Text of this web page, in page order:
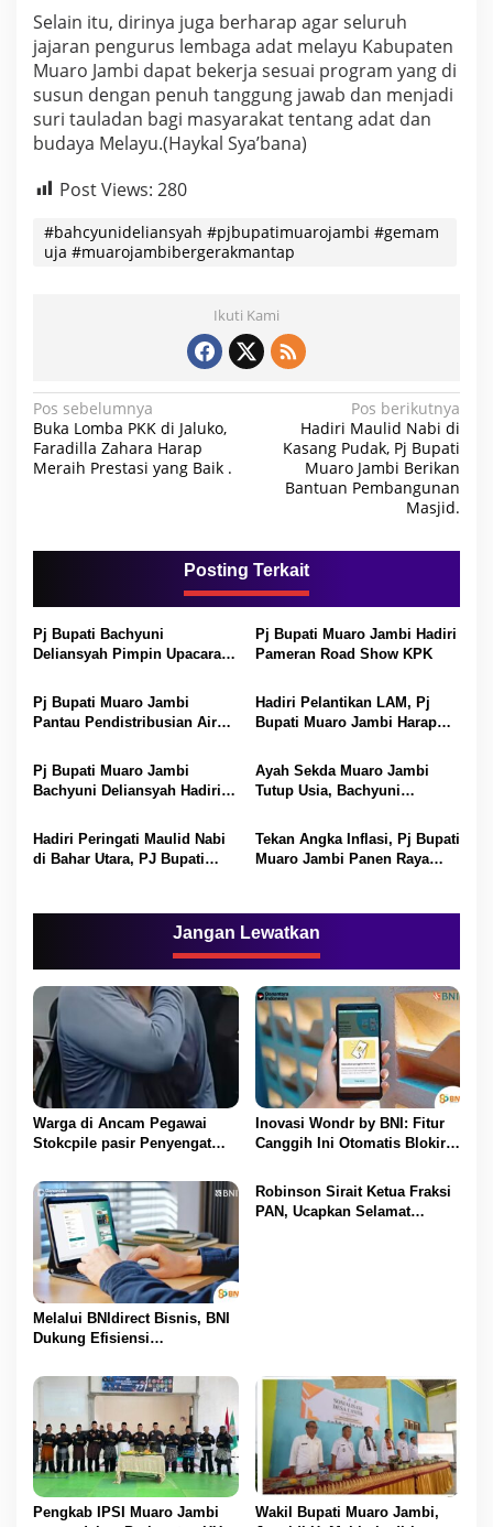
e
r
i
n
t
a
h
.
Selain itu, dirinya juga berharap agar seluruh
jajaran pengurus lembaga adat melayu Kabupaten
Muaro Jambi dapat bekerja sesuai program yang di
susun dengan penuh tanggung jawab dan menjadi
suri tauladan bagi masyarakat tentang adat dan
budaya Melayu.(Haykal Sya’bana)
Post Views: 280
#bahcyunideliansyah #pjbupatimuarojambi #gemam
uja #muarojambibergerakmantap
Ikuti Kami
N
a
v
s
i
p
o
s
Pos sebelumnya
Buka Lomba PKK di Jaluko,
Faradilla Zahara Harap
Meraih Prestasi yang Baik .
Pos berikutnya
Hadiri Maulid Nabi di
Kasang Pudak, Pj Bupati
Muaro Jambi Berikan
Bantuan Pembangunan
Masjid.
Posting Terkait
Pj Bupati Bachyuni
Deliansyah Pimpin Upacara
Muaro Jambi Ke-24
Pj Bupati Muaro Jambi Hadiri
Pameran Road Show KPK
Pj Bupati Muaro Jambi
Pantau Pendistribusian Air
Hadiri Pelantikan LAM, Pj
Bupati Muaro Jambi Harap
Pj Bupati Muaro Jambi
Bachyuni Deliansyah Hadiri
Pahlawan.
Ayah Sekda Muaro Jambi
Tutup Usia, Bachyuni
Mendalam.
Hadiri Peringati Maulid Nabi
di Bahar Utara, PJ Bupati
Tekan Angka Inflasi, Pj Bupati
Muaro Jambi Panen Raya
Jangan Lewatkan
Warga di Ancam Pegawai
Stokcpile pasir Penyengat
Inovasi Wondr by BNI: Fitur
Canggih Ini Otomatis Blokir
Masuk
Melalui BNIdirect Bisnis, BNI
Dukung Efisiensi
UMKM
Robinson Sirait Ketua Fraksi
PAN, Ucapkan Selamat
Pengkab IPSI Muaro Jambi
Wakil Bupati Muaro Jambi,